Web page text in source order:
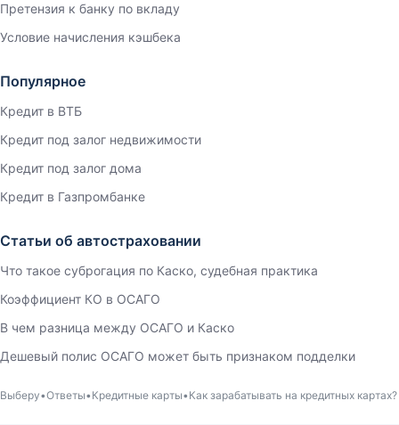
Претензия к банку по вкладу
Условие начисления кэшбека
Популярное
Кредит в ВТБ
Кредит под залог недвижимости
Кредит под залог дома
Кредит в Газпромбанке
Статьи об автостраховании
Что такое суброгация по Каско, судебная практика
Коэффициент КО в ОСАГО
В чем разница между ОСАГО и Каско
Дешевый полис ОСАГО может быть признаком подделки
Выберу Ответы Кредитные карты Как зарабатывать на кредитных картах?